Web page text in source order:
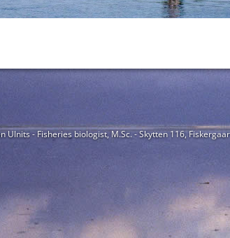
Ulnits - Fisheries biologist, M.Sc. - Skytten 116,